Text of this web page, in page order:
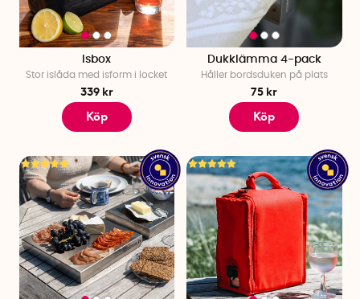
Isbox
Stor islåda med isform i locket
339 kr
Köp
Dukklämma 4-pack
Håller bordsduken på plats
75 kr
Köp